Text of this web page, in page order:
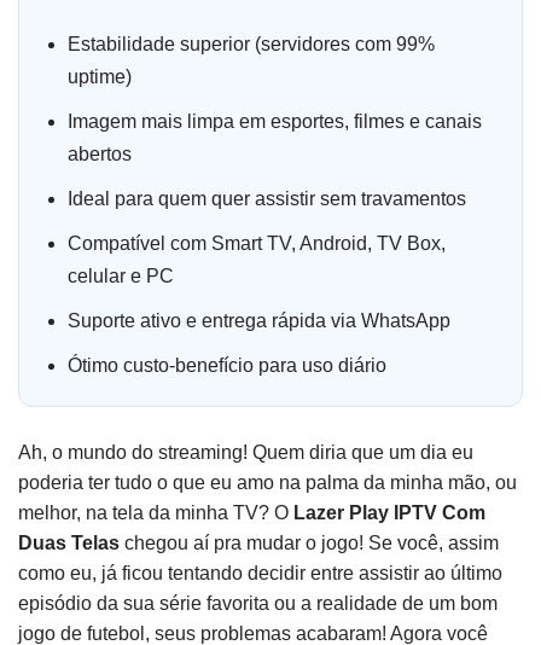
Estabilidade superior (servidores com 99%
uptime)
Imagem mais limpa em esportes, filmes e canais
abertos
Ideal para quem quer assistir sem travamentos
Compatível com Smart TV, Android, TV Box,
celular e PC
Suporte ativo e entrega rápida via WhatsApp
Ótimo custo-benefício para uso diário
Ah, o mundo do streaming! Quem diria que um dia eu
poderia ter tudo o que eu amo na palma da minha mão, ou
melhor, na tela da minha TV? O Lazer Play IPTV Com
Duas Telas chegou aí pra mudar o jogo! Se você, assim
como eu, já ficou tentando decidir entre assistir ao último
episódio da sua série favorita ou a realidade de um bom
jogo de futebol, seus problemas acabaram! Agora você